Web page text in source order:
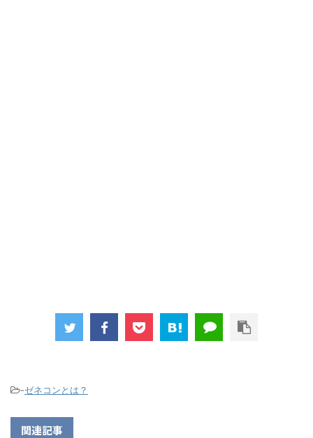
-ゼネコンとは？
関連記事